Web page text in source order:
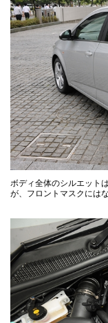
ボディ全体のシルエット
が、フロントマスクには